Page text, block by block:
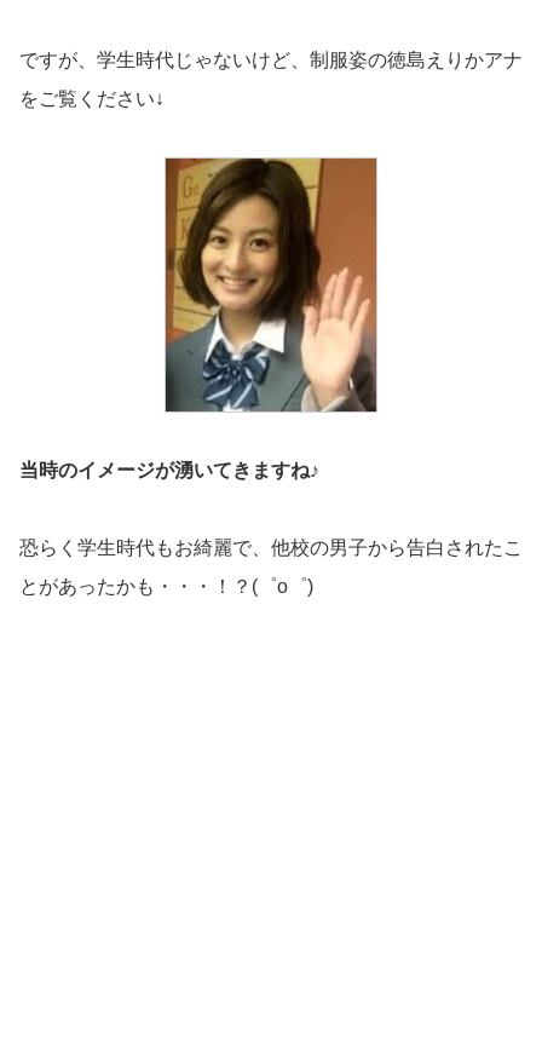
ですが、学生時代じゃないけど、制服姿の徳島えりかアナ
をご覧ください↓
当時のイメージが湧いてきますね♪
恐らく学生時代もお綺麗で、他校の男子から告白されたこ
とがあったかも・・・！？(゜o゜)